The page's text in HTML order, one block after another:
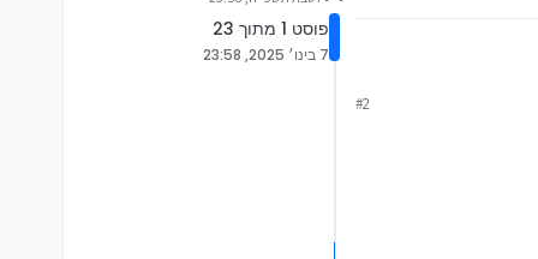
#2
פוסט 1 מתוך 23
7 בינו׳ 2025, 23:58